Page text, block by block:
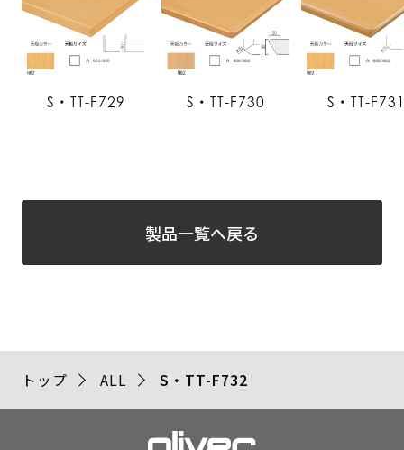
S・TT-F729 S・TT-F730 S・TT-
製品一覧へ戻る
トップ ALL S・TT-F732